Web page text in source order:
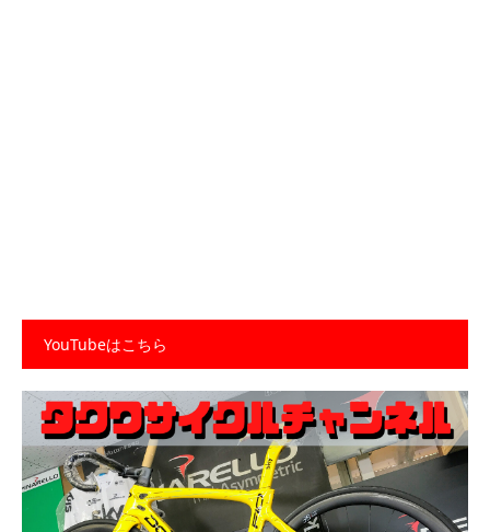
YouTubeはこちら